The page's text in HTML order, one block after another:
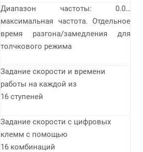
Диапазон частоты: 0.0…
максимальная частота. Отдельное
время разгона/замедления для
толчкового режима
Задание скорости и времени
работы на каждой из
16 ступеней
Задание скорости с цифровых
клемм с помощью
16 комбинаций